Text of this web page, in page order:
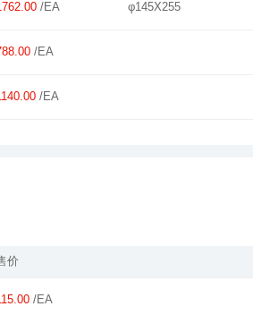
/EA φ145X255
/EA
/EA
价
/EA